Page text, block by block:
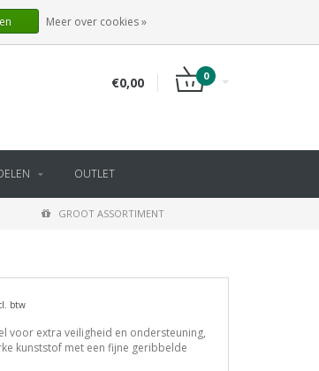
INLOGGEN
€0,00 0
OUTLET
GROOT ASSORTIMENT
btw
voor extra veiligheid en ondersteuning,
kunststof met een fijne geribbelde
Meer over cookies »